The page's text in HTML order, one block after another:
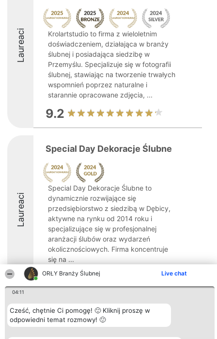
ORŁY Branży Ślubnej Live chat
04:11
Cześć, chętnie Ci pomogę! 🙂 Kliknij proszę w
odpowiedni temat rozmowy! 🙂
Laureaci
Krolartstudio to firma z wieloletnim
doświadczeniem, działająca w branży
ślubnej i posiadająca siedzibę w
Przemyślu. Specjalizuje się w fotografii
ślubnej, stawiając na tworzenie trwałych
wspomnień poprzez naturalne i
starannie opracowane zdjęcia, ...
9.2
Laureaci
Special Day Dekoracje Ślubne
Special Day Dekoracje Ślubne to
dynamicznie rozwijające się
przedsiębiorstwo z siedzibą w Dębicy,
aktywne na rynku od 2014 roku i
specjalizujące się w profesjonalnej
aranżacji ślubów oraz wydarzeń
okolicznościowych. Firma koncentruje
się na ...
Organizator plebiscytu
Bright Side Solutions sp. z o.
o. sp. k.
Plebiscyt
Laureaci
Lista
Kontakt